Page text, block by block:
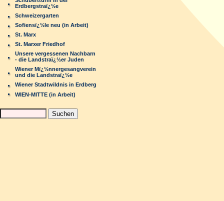
Erdbergstraï¿½e
Schweizergarten
Sofiensï¿½le neu (in Arbeit)
St. Marx
St. Marxer Friedhof
Unsere vergessenen Nachbarn
- die Landstraï¿½er Juden
Wiener Mï¿½nnergesangverein
und die Landstraï¿½e
Wiener Stadtwildnis in Erdberg
WIEN-MITTE (in Arbeit)